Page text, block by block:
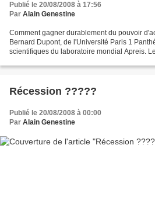
Publié le 20/08/2008 à 17:56
Par Alain Genestine
Comment gagner durablement du pouvoir
Bernard Dupont, de l'Université Paris 1
scientifiques du laboratoire mondial Apreis.
Récession ?????
Publié le 20/08/2008 à 00:00
Par Alain Genestine